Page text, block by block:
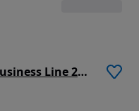
Kia Sportage 1.6 T-GDI HEV Business Line 2WD